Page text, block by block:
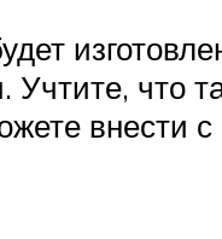
что
внести